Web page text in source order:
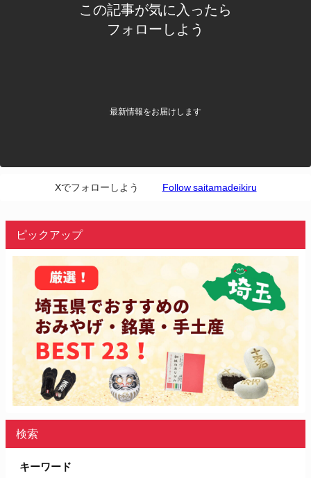
この記事が気に入ったら
フォローしよう
最新情報をお届けします
Xでフォローしよう Follow saitamadeikiru
ピックアップ
検索
キーワード